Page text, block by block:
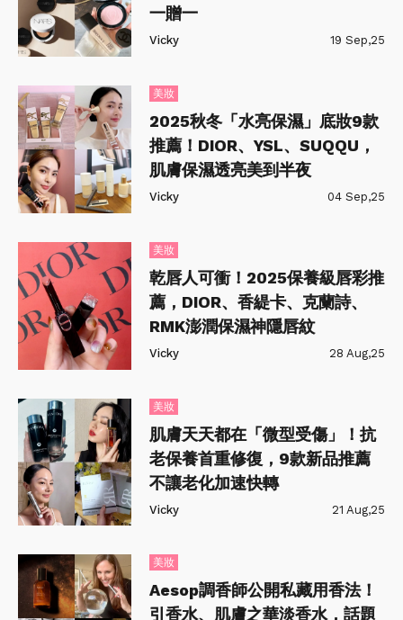
一贈一
Vicky 19 Sep,25
美妝
2025秋冬「水亮保濕」底妝9款
推薦！DIOR、YSL、SUQQU，
肌膚保濕透亮美到半夜
Vicky 04 Sep,25
美妝
乾唇人可衝！2025保養級唇彩推
薦，DIOR、香緹卡、克蘭詩、
RMK澎潤保濕神隱唇紋
Vicky 28 Aug,25
美妝
肌膚天天都在「微型受傷」！抗
老保養首重修復，9款新品推薦
不讓老化加速快轉
Vicky 21 Aug,25
美妝
Aesop調香師公開私藏用香法！
引香水、肌膚之華淡香水，話題